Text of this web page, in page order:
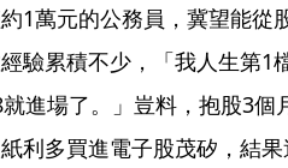
1萬元的公務員，冀望能從
驗累積不少，「我人生第1
進場了。」豈料，抱股3個
利多買進電子股茂矽，結